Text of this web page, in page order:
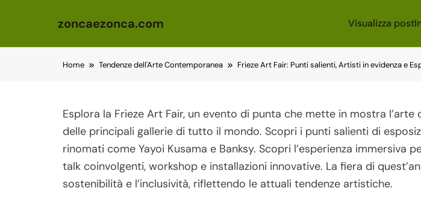
zoncaezonca.com Visualizza post
Home Tendenze dell'Arte Contemporanea Frieze Art Fair: Punti salienti, Artisti in evidenza e
Esplora la Frieze Art Fair, un evento di punta che mette in mostra l’arte
delle principali gallerie di tutto il mondo. Scopri i punti salienti di
rinomati come Yayoi Kusama e Banksy. Scopri l’esperienza immersiva
talk coinvolgenti, workshop e installazioni innovative. La fiera di
sostenibilità e l’inclusività, riflettendo le attuali tendenze artistiche.